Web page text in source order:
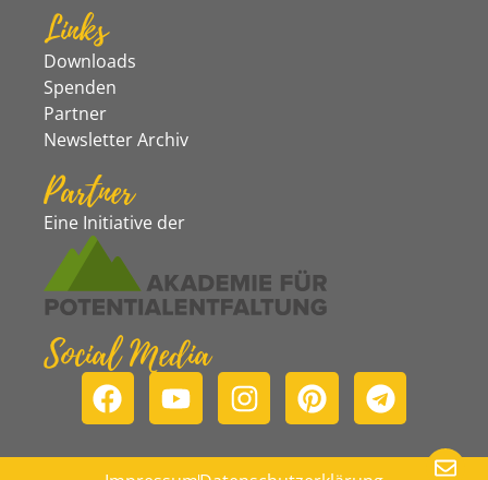
Links
Downloads
Spenden
Partner
Newsletter Archiv
Partner
Eine Initiative der
Social Media